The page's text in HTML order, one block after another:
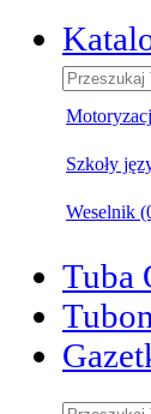
Szkoły
Weselnik
Tuba